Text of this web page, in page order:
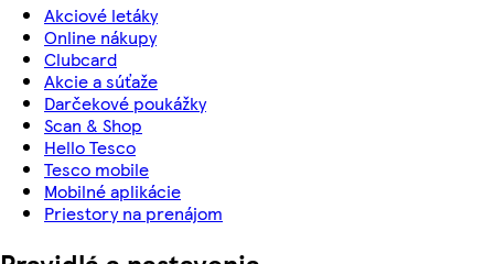
Akciové letáky
Online nákupy
Clubcard
Akcie a súťaže
Darčekové poukážky
Scan & Shop
Hello Tesco
Tesco mobile
Mobilné aplikácie
Priestory na prenájom